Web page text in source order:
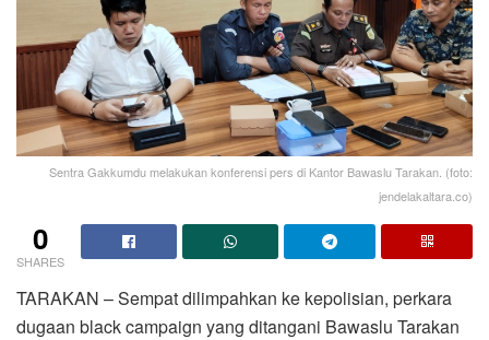
Sentra Gakkumdu melakukan konferensi pers di Kantor Bawaslu Tarakan. (foto:
jendelakaltara.co)
0
SHARES
TARAKAN – Sempat dilimpahkan ke kepolisian, perkara
dugaan black campaign yang ditangani Bawaslu Tarakan